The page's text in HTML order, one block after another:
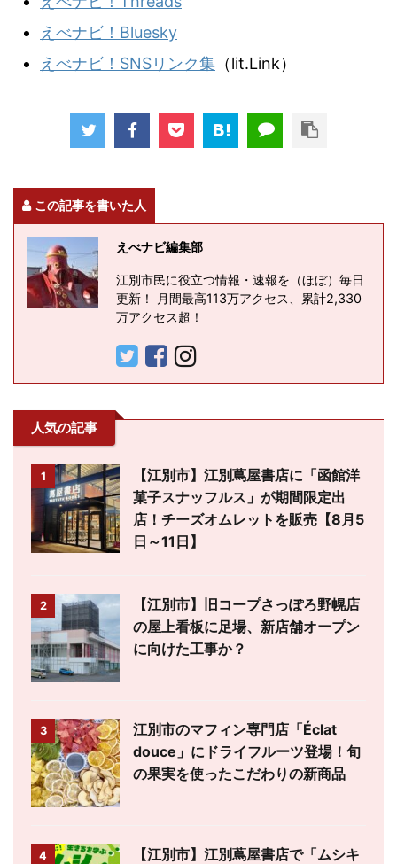
えべナビ！Bluesky
えべナビ！SNSリンク集 （lit.Link）
この記事を書いた人
えべナビ編集部
江別市民に役立つ情報・速報を（ほぼ）毎日
更新！ 月間最高113万アクセス、累計2,330
万アクセス超！
人気の記事
1
【江別市】江別蔦屋書店に「函館洋
菓子スナッフルス」が期間限定出
店！チーズオムレットを販売【8月5
日～11日】
2
【江別市】旧コープさっぽろ野幌店
の屋上看板に足場、新店舗オープン
に向けた工事か？
3
江別市のマフィン専門店「Éclat
douce」にドライフルーツ登場！旬
の果実を使ったこだわりの新商品
4
【江別市】江別蔦屋書店で「ムシキ